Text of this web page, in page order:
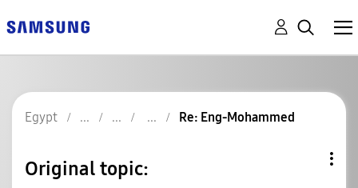
Egypt Re: Eng-Mohammed
Original topic: